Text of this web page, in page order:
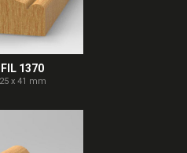
1370
x 41 mm